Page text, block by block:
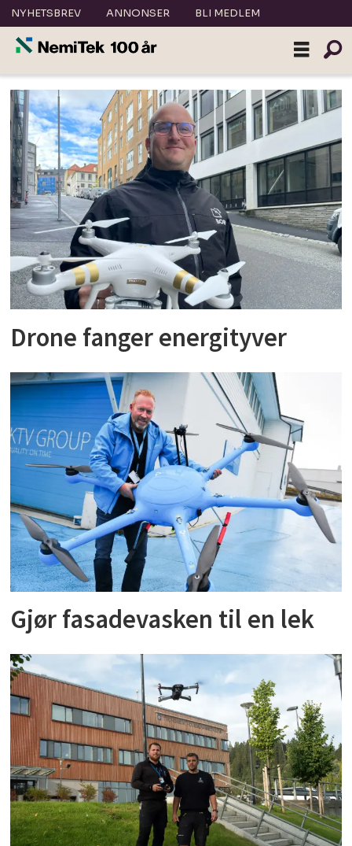
NYHETSBREV ANNONSER BLI MEDLEM
Tag:
droner
Drone fanger energityver
Gjør fasadevasken til en lek